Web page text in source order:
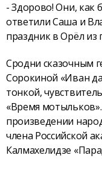
- Здорово! Они, как
ответили Саша и
праздник в Орёл
Сродни сказочным
Сорокиной «Иван
тонкой,
«Время
произведении
члена Российской
Калмахелидзе